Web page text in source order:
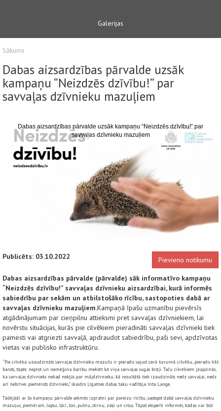
Galerijas
Sākums
Dabas aizsardzības pārvalde uzsāk
kampaņu “Neizdzēs dzīvību!” par
savvaļas dzīvnieku mazuļiem
Dabas aizsardzības pārvalde uzsāk kampaņu “Neizdzēs dzīvību!” par
savvaļas dzīvnieku mazuļiem
Publicēts: 03.10.2022 Pievieno notikumu
Dabas aizsardzības pārvalde (pārvalde) sāk informatīvo kampaņu
“Neizdzēs dzīvību!” savvaļas dzīvnieku aizsardzībai, kurā informēs
sabiedrību par sekām un atbilstošāko rīcību, sastopoties dabā ar
savvaļas dzīvnieku mazuļiem.Kampaņā īpašu uzmanību pievērsīs
atgādinājumam par cieņpilnu attieksmi pret savvaļas dzīvniekiem, lai
novērstu situācijas, kurās pie cilvēkiem pieradināti savvaļas dzīvnieki tiek
pamesti vai atgriezti savvaļā, apdraudot sabiedrību, paši sevi, apdzīvotas
vietas vai publisko infrastruktūru.
“Pie cilvēka uzaudzināts savvaļas dzīvnieka mazulis ir pieradis sajust savā tuvumā cilvēku, pieradis tikt
barots, tāpēc neprot un nemēģina barību meklēt kā viņa savvaļas sugas brāļi. Taču cilvēkiem jāapzinās,
ka savvaļas dzīvnieks nekad nekļūs par mājdzīvnieku, kā rezultātā tiek izaudzināts nedz savvaļai, nedz
arī nebrīvei piemērots dzīvnieks,” skaidro Līgatnes dabas taku vadītāja Inta Lange.
Tādējādi ar šo kampaņu pārvalde sekmēs izpratni par pareizu rīcību, sastopot dabā savvaļas dzīvnieku
mazuļus, piemēram, lapsu, lāci, lūsi, putnu, stirnu, zaķi un citus. Tāpat eksperti informēs, kādas var būt